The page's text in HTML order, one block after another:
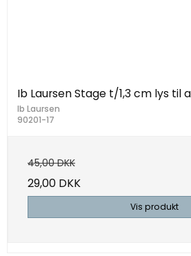
Ib Laursen Stage t/1,3 cm lys til
Ib Laursen
90201-17
45,00 DKK
29,00 DKK
Vis produkt